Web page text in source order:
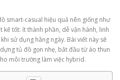
smart-casual hiệu quả nên giống như
tốt: ít thành phần, dễ vận hành, linh
sử dụng hằng ngày. Bài viết này sẽ
tủ đồ gọn nhẹ, bắt đầu từ áo thun
môi trường làm việc hybrid.